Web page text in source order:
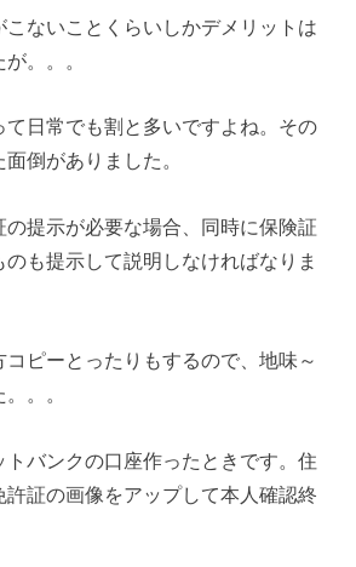
ないことくらいしかデメリットは
。。。
て日常でも割と多いですよね。その
倒がありました。
提示が必要な場合、同時に保険証
も提示して説明しなければなりま
ピーとったりもするので、地味～
。。
バンクの口座作ったときです。住
許証の画像をアップして本人確認終